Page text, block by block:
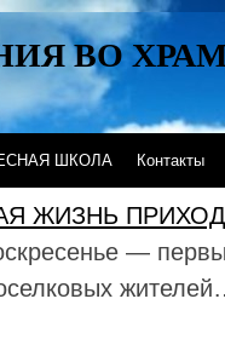
ВО
ШКОЛА Контакты
ЖИЗНЬ
—